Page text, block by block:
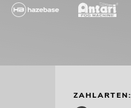
ZAHLARTEN: